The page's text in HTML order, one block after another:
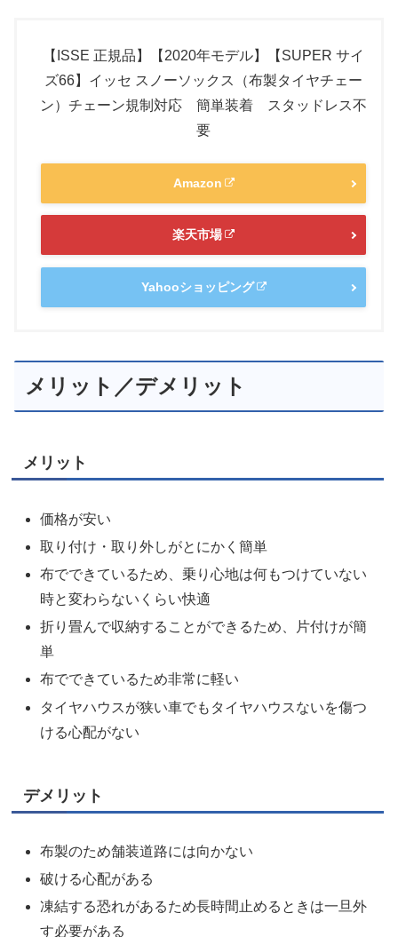
【ISSE 正規品】【2020年モデル】【SUPER サイ
ズ66】イッセ スノーソックス（布製タイヤチェー
ン）チェーン規制対応 簡単装着 スタッドレス不
要
Amazon
楽天市場
Yahooショッピング
メリット／デメリット
メリット
価格が安い
取り付け・取り外しがとにかく簡単
布でできているため、乗り心地は何もつけていない
時と変わらないくらい快適
折り畳んで収納することができるため、片付けが簡
単
布でできているため非常に軽い
タイヤハウスが狭い車でもタイヤハウスないを傷つ
ける心配がない
デメリット
布製のため舗装道路には向かない
破ける心配がある
凍結する恐れがあるため長時間止めるときは一旦外
す必要がある